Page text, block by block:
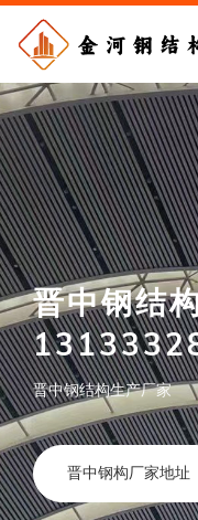
晋中钢结
晋中钢结构生产厂家
晋中钢构厂家地址